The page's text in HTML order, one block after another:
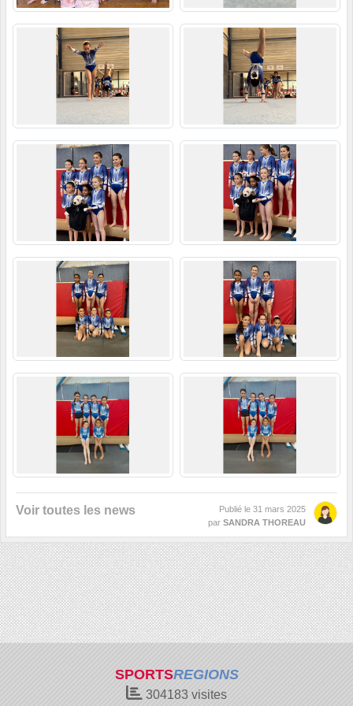
Voir toutes les news Publié le 31 mars 2025
par SANDRA THOREAU
SPORTSREGIONS
304183 visites